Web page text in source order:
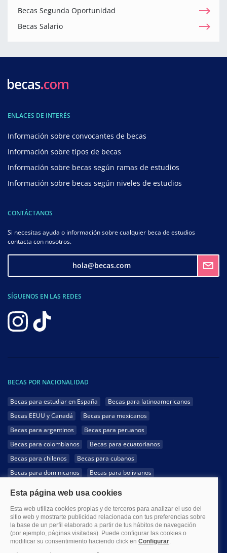
Becas Segunda Oportunidad
Becas Salario
ENLACES DE INTERÉS
Información sobre convocantes de becas
Información sobre tipos de becas
Información sobre becas según ramas de estudios
Información sobre becas según niveles de estudios
CONTÁCTANOS
Si necesitas ayuda o información sobre cualquier beca de estudios
contacta con nosotros.
hola@becas.com
SÍGUENOS EN LAS REDES
BECAS POR NACIONALIDAD
Becas para estudiar en España
Becas para latinoamericanos
Becas EEUU y Canadá
Becas para mexicanos
Becas para argentinos
Becas para peruanos
Becas para colombianos
Becas para ecuatorianos
Becas para chilenos
Becas para cubanos
Becas para dominicanos
Becas para bolivianos
Becas para hondureños
Becas para paraguayos
Becas para uruguayos
Becas para salvadoreños